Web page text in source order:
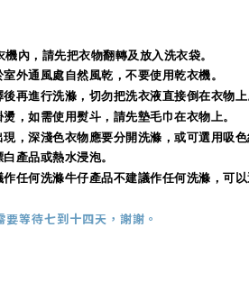
內，請先把衣物翻轉及放入洗衣袋。
外通風處自然風乾，不要使用乾衣機。
再進行洗滌，切勿把洗衣液直接倒在衣物上
，如需使用熨斗，請先墊毛巾在衣物上。
，深淺色衣物應要分開洗滌，或可選用吸色
產品或熱水浸泡。
任何洗滌牛仔產品不建議作任何洗滌，可
要等待七到十四天，謝謝。